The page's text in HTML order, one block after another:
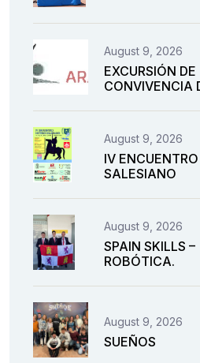
August 9, 2026
EXCURSIÓN DE
CONVIVENCIA
August 9, 2026
IV
SALESIANO
August 9, 2026
SPAIN SKILLS –
ROBÓTICA.
August 9, 2026
SUEÑOS